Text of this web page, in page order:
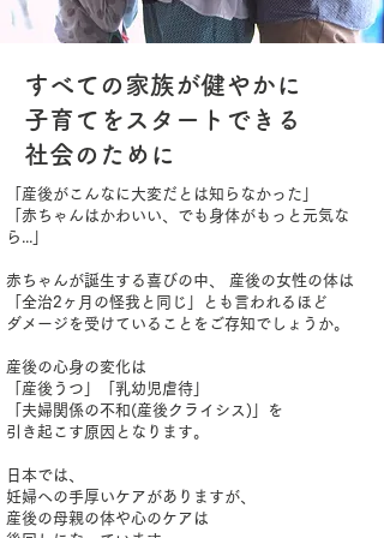
すべての家族が健やかに
子育てをスタートできる
社会のために
「産後がこんなに大変だとは知らなかった」
「赤ちゃんはかわいい、でも身体がもっと元気な
ら...」
赤ちゃんが誕生する喜びの中、 産後の女性の体は
「全治2ヶ月の怪我と同じ」とも言われるほど
ダメージを受けていることをご存知でしょうか。
産後の心身の変化は
「産後うつ」「乳幼児虐待」
「夫婦関係の不和(産後クライシス)」を
引き起こす原因となります。
日本では、
妊婦への手厚いケアがありますが、
産後の母親の体や心のケアは